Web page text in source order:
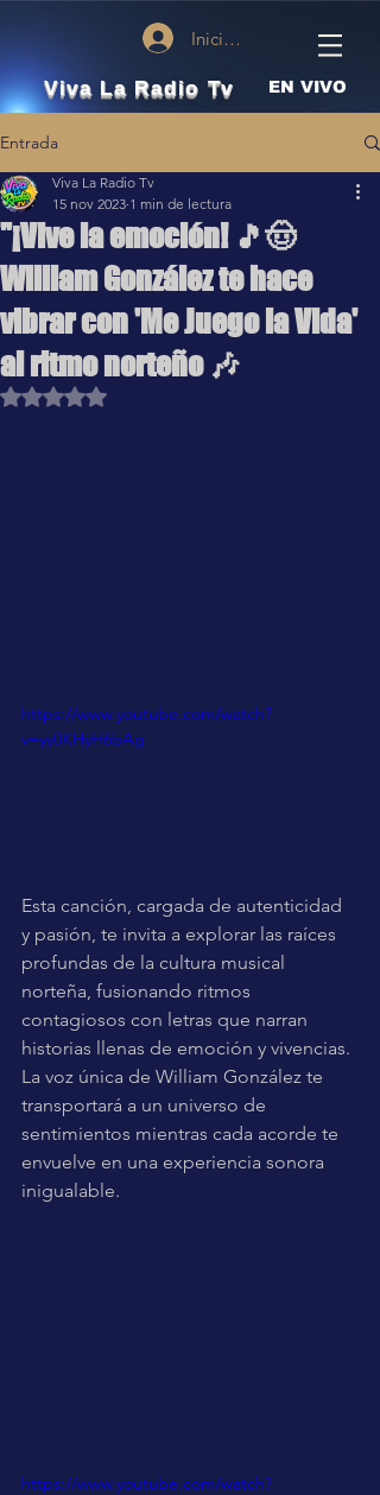
Iniciar sesión
Viva La Radio Tv EN VIVO
Entrada
"¡Vive la emoción! 🎵🤠
William González te hace
vibrar con 'Me Juego la Vida'
al ritmo norteño 🎶
Viva La Radio Tv
15 nov 2023 1 min de lectura
Obtuvo NaN de 5 estrellas.
https://www.youtube.com/watch?
v=yy0KHyH6bAg
Esta canción, cargada de autenticidad
y pasión, te invita a explorar las raíces
profundas de la cultura musical
norteña, fusionando ritmos
contagiosos con letras que narran
historias llenas de emoción y vivencias.
La voz única de William González te
transportará a un universo de
sentimientos mientras cada acorde te
envuelve en una experiencia sonora
inigualable.
https://www.youtube.com/watch?